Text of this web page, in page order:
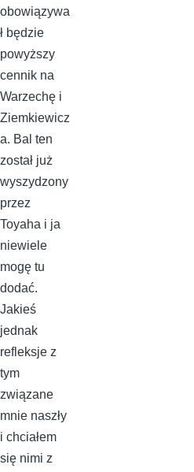
obowiązywa
ł będzie
powyższy
cennik na
Warzechę i
Ziemkiewicz
a. Bal ten
został już
wyszydzony
przez
Toyaha i ja
niewiele
mogę tu
dodać.
Jakieś
jednak
refleksje z
tym
związane
mnie naszły
i chciałem
się nimi z